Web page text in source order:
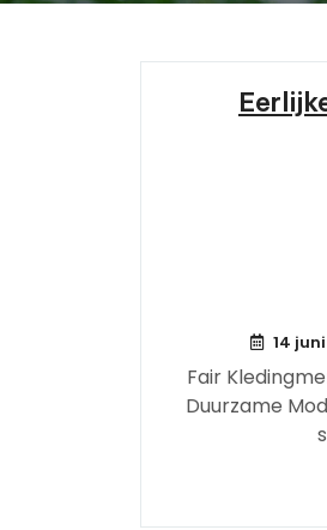
14
Fair
Duurzame